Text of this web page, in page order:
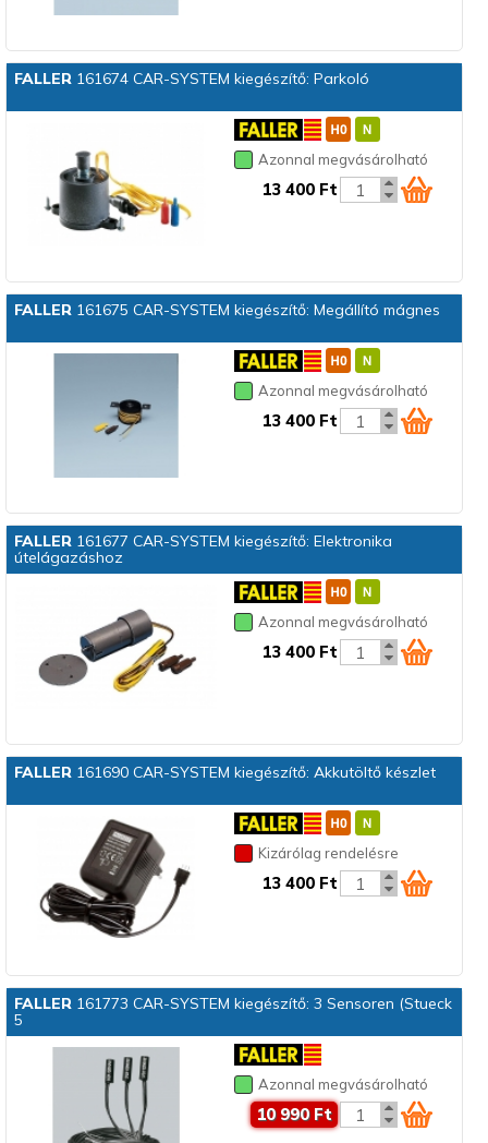
FALLER161674 CAR-SYSTEM kiegészítő: Parkoló
Azonnal megvásárolható
13 400 Ft
FALLER161675 CAR-SYSTEM kiegészítő: Megállító mágnes
Azonnal megvásárolható
13 400 Ft
FALLER161677 CAR-SYSTEM kiegészítő: Elektronika
útelágazáshoz
Azonnal megvásárolható
13 400 Ft
FALLER161690 CAR-SYSTEM kiegészítő: Akkutöltő készlet
Kizárólag rendelésre
13 400 Ft
FALLER161773 CAR-SYSTEM kiegészítő: 3 Sensoren (Stueck
5
Azonnal megvásárolható
10 990 Ft